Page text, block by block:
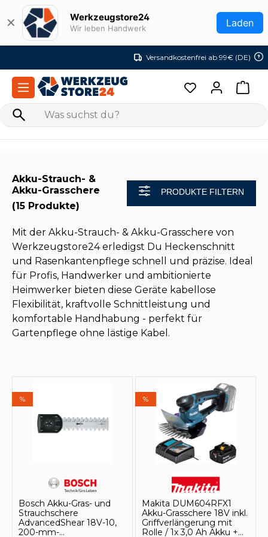
Zum Hauptinhalt springen
✕ Werkzeugstore24
Wir leben Handwerk Laden
Versandkostenfrei ab 99€ (DE)
Akku-Strauch- &
Akku-Grasschere
(15 Produkte)
PRODUKTE FILTERN
Mit der Akku-Strauch- & Akku-Grasschere von
Werkzeugstore24 erledigst Du Heckenschnitt
und Rasenkantenpflege schnell und präzise. Ideal
für Profis, Handwerker und ambitionierte
Heimwerker bieten diese Geräte kabellose
Flexibilität, kraftvolle Schnittleistung und
komfortable Handhabung - perfekt für
Gartenpflege ohne lästige Kabel.
%
Bosch Akku-Gras- und
Strauchschere
AdvancedShear 18V-10,
200-mm-
%
Makita DUM604RFX1
Akku-Grasschere 18V inkl.
Griffverlängerung mit
Rolle / 1x 3,0 Ah Akku +